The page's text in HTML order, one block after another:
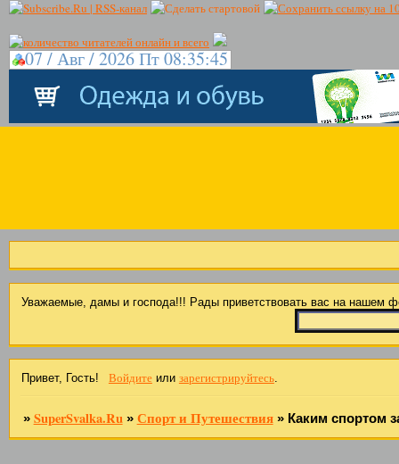
07 / Авг / 2026 Пт 08:35:46
Уважаемые, дамы и господа!!! Рады приветствовать вас на
Привет, Гость! Войдитеили зарегистрируйтесь.
» SuperSvalka.Ru » Спорт и Путешествия » Каким спортом